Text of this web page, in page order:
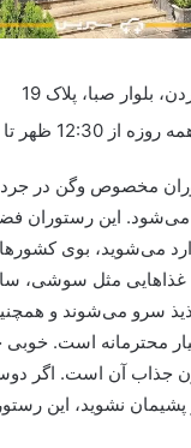
بلوار صبا، پلاک 19
روزه از 12:30 ظهر تا 11:45 شب
مخصوص وگن در
این رستوران
وارد می‌شوید، بوی
مثل سوشی،
سرو می‌شوند و
محترمانه است.
جذاب آن است. اگر
نشوید، این